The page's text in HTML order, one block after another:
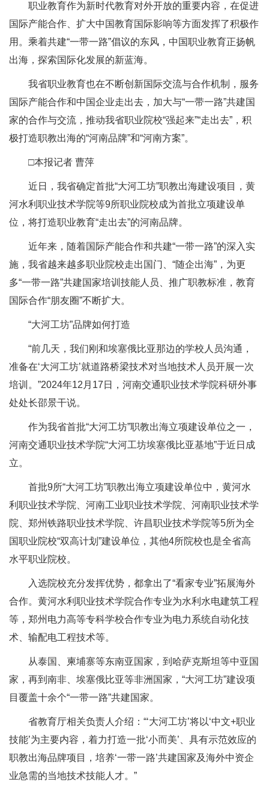
职业教育作为新时代教育对外开放的重要内容，在促进
国际产能合作、扩大中国教育国际影响等方面发挥了积极作
用。乘着共建“一带一路”倡议的东风，中国职业教育正扬帆
出海，探索国际化发展的新蓝海。
我省职业教育也在不断创新国际交流与合作机制，服务
国际产能合作和中国企业走出去，加大与“一带一路”共建国
家的合作与交流，推动我省职业院校“强起来”“走出去”，积
极打造职教出海的“河南品牌”和“河南方案”。
□本报记者 曹萍
近日，我省确定首批“大河工坊”职教出海建设项目，黄
河水利职业技术学院等9所职业院校成为首批立项建设单
位，将打造职业教育“走出去”的河南品牌。
近年来，随着国际产能合作和共建“一带一路”的深入实
施，我省越来越多职业院校走出国门、“随企出海”，为更
多“一带一路”共建国家培训技能人员、推广职教标准，教育
国际合作“朋友圈”不断扩大。
“大河工坊”品牌如何打造
“前几天，我们刚和埃塞俄比亚那边的学校人员沟通，
准备在‘大河工坊’就道路桥梁技术对当地技术人员开展一次
培训。”2024年12月17日，河南交通职业技术学院科研外事
处处长邵景干说。
作为我省首批“大河工坊”职教出海立项建设单位之一，
河南交通职业技术学院“大河工坊埃塞俄比亚基地”于近日成
立。
首批9所“大河工坊”职教出海立项建设单位中，黄河水
利职业技术学院、河南工业职业技术学院、河南职业技术学
院、郑州铁路职业技术学院、许昌职业技术学院等5所为全
国职业院校“双高计划”建设单位，其他4所院校也是全省高
水平职业院校。
入选院校充分发挥优势，都拿出了“看家专业”拓展海外
合作。黄河水利职业技术学院合作专业为水利水电建筑工程
等，郑州电力高等专科学校合作专业为电力系统自动化技
术、输配电工程技术等。
从泰国、柬埔寨等东南亚国家，到哈萨克斯坦等中亚国
家，再到南非、埃塞俄比亚等非洲国家，“大河工坊”建设项
目覆盖十余个“一带一路”共建国家。
省教育厅相关负责人介绍：“‘大河工坊’将以‘中文+职业
技能’为主要内容，着力打造一批‘小而美’、具有示范效应的
职教出海品牌项目，培养‘一带一路’共建国家及海外中资企
业急需的当地技术技能人才。”